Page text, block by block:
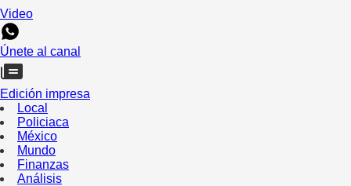
Video
Únete al canal
Edición impresa
Local
Policiaca
México
Mundo
Finanzas
Análisis